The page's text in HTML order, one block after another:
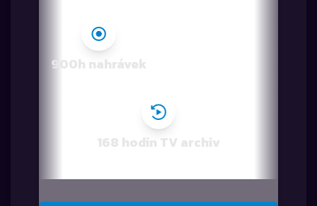
900h nahrávek
168 hodin TV archiv